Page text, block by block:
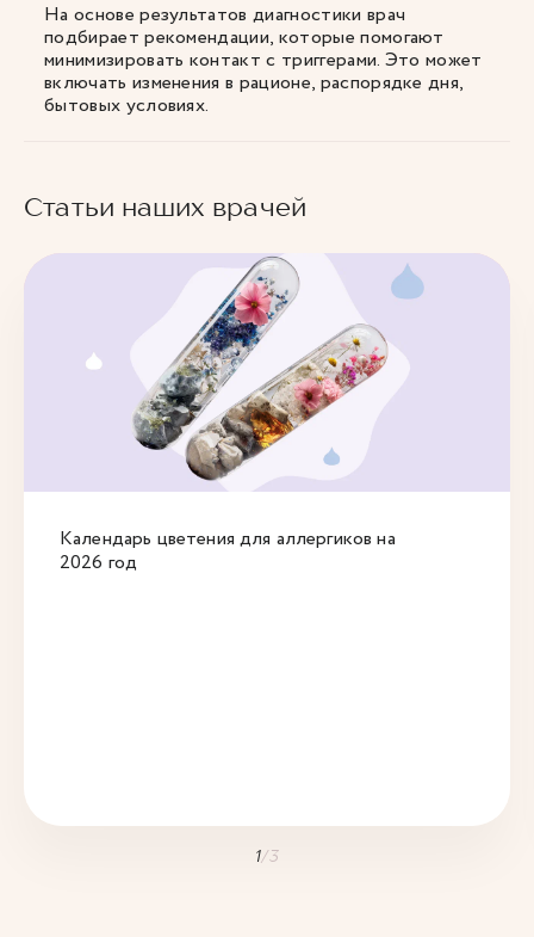
На основе результатов диагностики врач
подбирает рекомендации, которые помогают
минимизировать контакт с триггерами. Это может
включать изменения в рационе, распорядке дня,
бытовых условиях.
Статьи наших врачей
Календарь цветения для аллергиков на
2026 год
1/3